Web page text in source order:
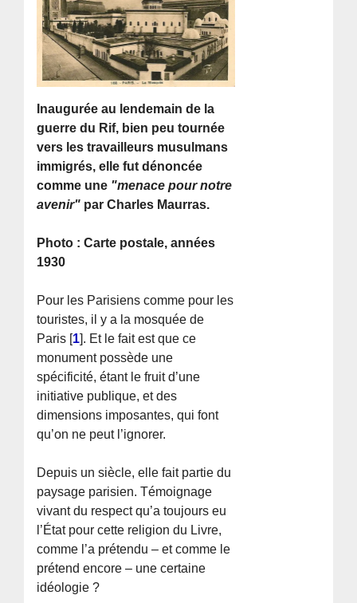
Inaugurée au lendemain de la
guerre du Rif, bien peu tournée
vers les travailleurs musulmans
immigrés, elle fut dénoncée
comme une "menace pour notre
avenir" par Charles Maurras.
Photo : Carte postale, années
1930
Pour les Parisiens comme pour les
touristes, il y a la mosquée de
Paris [1]. Et le fait est que ce
monument possède une
spécificité, étant le fruit d’une
initiative publique, et des
dimensions imposantes, qui font
qu’on ne peut l’ignorer.
Depuis un siècle, elle fait partie du
paysage parisien. Témoignage
vivant du respect qu’a toujours eu
l’État pour cette religion du Livre,
comme l’a prétendu – et comme le
prétend encore – une certaine
idéologie ?